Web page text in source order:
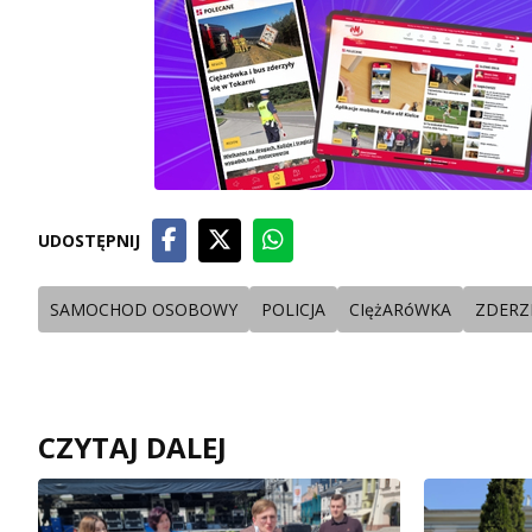
UDOSTĘPNIJ
SAMOCHOD OSOBOWY POLICJA CIężARóWKA
CZYTAJ DALEJ